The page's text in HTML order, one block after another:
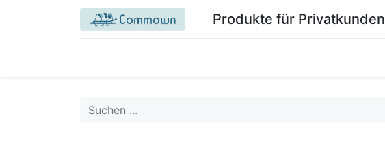
Produkte für Privatkunden